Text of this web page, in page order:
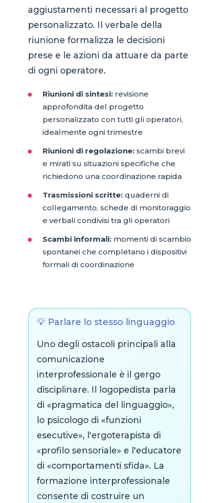
aggiustamenti necessari al progetto
personalizzato. Il verbale della
riunione formalizza le decisioni
prese e le azioni da attuare da parte
di ogni operatore.
Riunioni di sintesi:revisione
approfondita del progetto
personalizzato con tutti gli operatori,
idealmente ogni trimestre
Riunioni di regolazione:scambi brevi
e mirati su situazioni specifiche che
richiedono una coordinazione rapida
Trasmissioni scritte:quaderni di
collegamento, schede di monitoraggio
e verbali condivisi tra gli operatori
Scambi informali:momenti di scambio
spontanei che completano i dispositivi
formali di coordinazione
💡 Parlare lo stesso linguaggio
Uno degli ostacoli principali alla
comunicazione
interprofessionale è il gergo
disciplinare. Il logopedista parla
di «pragmatica del linguaggio»,
lo psicologo di «funzioni
esecutive», l'ergoterapista di
«profilo sensoriale» e l'educatore
di «comportamenti sfida». La
formazione interprofessionale
consente di costruire un